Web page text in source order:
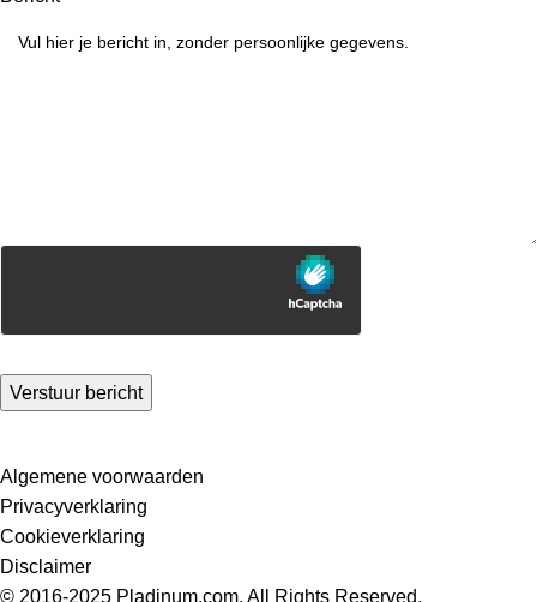
Verstuur bericht
Algemene voorwaarden
Privacyverklaring
Cookieverklaring
Disclaimer
© 2016-2025 Pladinum.com. All Rights Reserved.